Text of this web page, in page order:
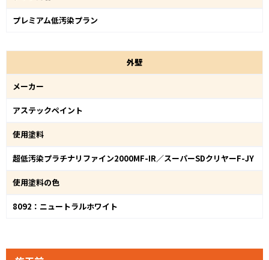
プレミアム低汚染プラン
外壁
メーカー
アステックペイント
使用塗料
超低汚染プラチナリファイン2000MF-IR／スーパーSDクリヤーF-JY
使用塗料の色
8092：ニュートラルホワイト